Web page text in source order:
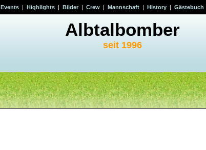
Events| Highlights| Bilder| Crew| Mannschaft| History| Gästebuch
Albtalbomber
seit 1996